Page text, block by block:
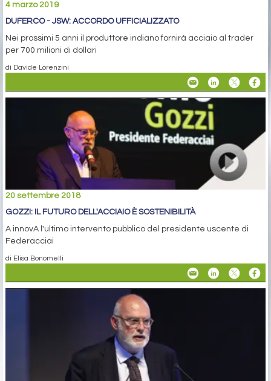
4 marzo 2019
DUFERCO - JSW: ACCORDO UFFICIALIZZATO
Nei prossimi 5 anni il produttore indiano fornirà acciaio al trader
per 700 milioni di dollari
di Davide Lorenzini
20 settembre 2018
GOZZI: IL FUTURO DELL'ACCIAIO È SOSTENIBILITÀ
A innovA l'ultimo intervento pubblico del presidente uscente di
Federacciai
di Elisa Bonomelli